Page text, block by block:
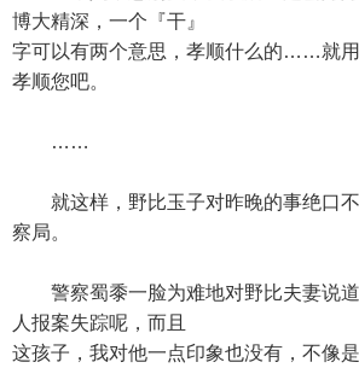
博大精深，一个『干』
字可以有两个意思，孝顺什么的……就
孝顺您吧。
……
就这样，野比玉子对昨晚的事绝口不
察局。
警察蜀黍一脸为难地对野比夫妻说道
人报案失踪呢，而且
这孩子，我对他一点印象也没有，不像